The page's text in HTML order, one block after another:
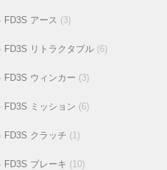
FD3S アース (3)
FD3S リトラクタブル (6)
FD3S ウィンカー (3)
FD3S ミッション (6)
FD3S クラッチ (1)
FD3S ブレーキ (10)